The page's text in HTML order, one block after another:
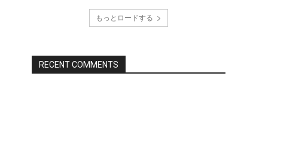
もっとロードする
RECENT COMMENTS